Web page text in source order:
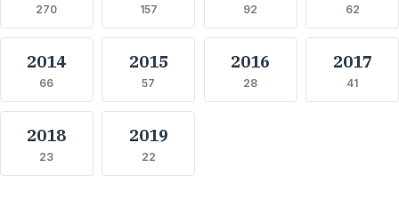
270 157 92 62
2014
66
2015
57
2016
28
2017
41
2018
23
2019
22